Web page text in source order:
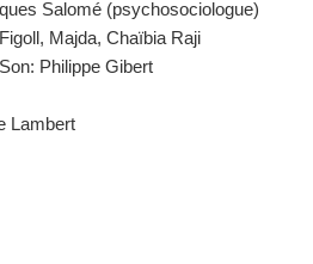
Salomé (psychosociologue)
Majda, Chaïbia Raji
Philippe Gibert
Lambert